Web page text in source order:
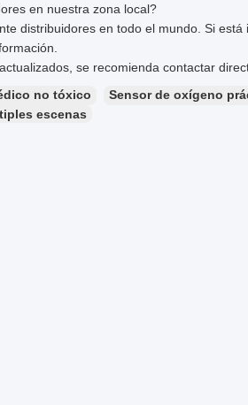
en nuestra zona local?
distribuidores en todo el mundo. Si
se recomienda contactar
no tóxico
Sensor de oxígeno
escenas